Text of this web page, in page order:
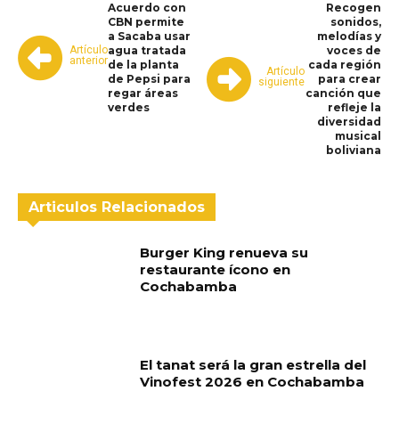
Artículo
anterior
Acuerdo con
CBN permite
a Sacaba usar
agua tratada
de la planta
de Pepsi para
regar áreas
verdes
Artículo
siguiente
Recogen
sonidos,
melodías y
voces de
cada región
para crear
canción que
refleje la
diversidad
musical
boliviana
Articulos Relacionados
Burger King renueva su
restaurante ícono en
Cochabamba
El tanat será la gran estrella del
Vinofest 2026 en Cochabamba